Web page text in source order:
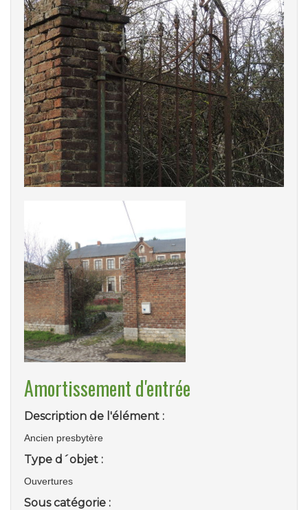
Amortissement d'entrée
Description de l'élément :
Ancien presbytère
Type d´objet :
Ouvertures
Sous catégorie :